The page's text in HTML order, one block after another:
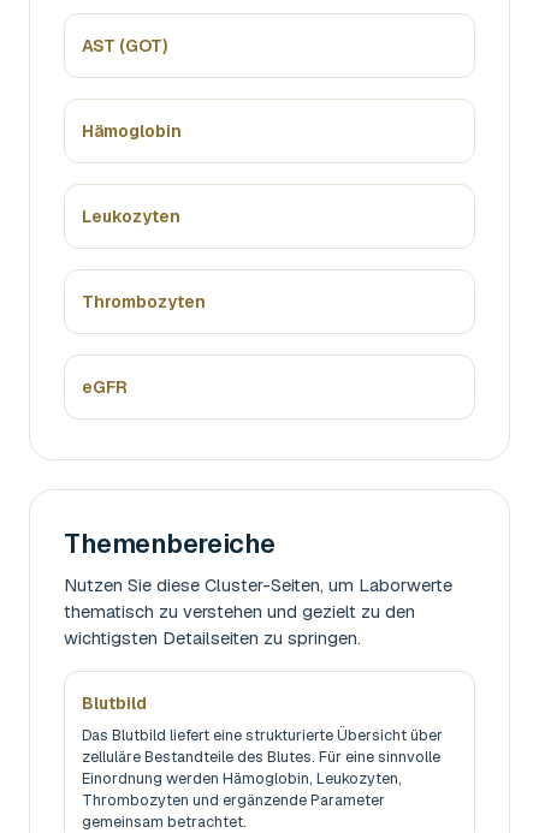
AST (GOT)
Hämoglobin
Leukozyten
Thrombozyten
eGFR
Themenbereiche
Nutzen Sie diese Cluster-Seiten, um Laborwerte
thematisch zu verstehen und gezielt zu den
wichtigsten Detailseiten zu springen.
Blutbild
Das Blutbild liefert eine strukturierte Übersicht über
zelluläre Bestandteile des Blutes. Für eine sinnvolle
Einordnung werden Hämoglobin, Leukozyten,
Thrombozyten und ergänzende Parameter
gemeinsam betrachtet.